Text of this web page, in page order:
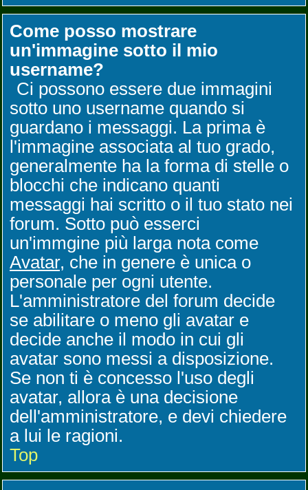
Come posso mostrare
un'immagine sotto il mio
username?
Ci possono essere due immagini
sotto uno username quando si
guardano i messaggi. La prima è
l'immagine associata al tuo grado,
generalmente ha la forma di stelle o
blocchi che indicano quanti
messaggi hai scritto o il tuo stato nei
forum. Sotto può esserci
un'immgine più larga nota come
Avatar, che in genere è unica o
personale per ogni utente.
L'amministratore del forum decide
se abilitare o meno gli avatar e
decide anche il modo in cui gli
avatar sono messi a disposizione.
Se non ti è concesso l'uso degli
avatar, allora è una decisione
dell'amministratore, e devi chiedere
a lui le ragioni.
Top